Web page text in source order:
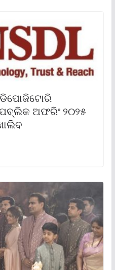
ଡିପୋଜିଟୋରି
ଅଫରିଂ ୨୦୨୫